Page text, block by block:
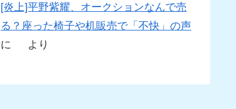
[炎上]平野紫耀、オークションなんで売
る？座った椅子や机販売で「不快」の声
に
より